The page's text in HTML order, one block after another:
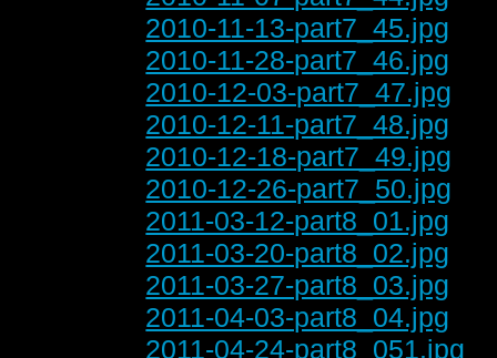
2010-11-13-part7_45.jpg
2010-11-28-part7_46.jpg
2010-12-03-part7_47.jpg
2010-12-11-part7_48.jpg
2010-12-18-part7_49.jpg
2010-12-26-part7_50.jpg
2011-03-12-part8_01.jpg
2011-03-20-part8_02.jpg
2011-03-27-part8_03.jpg
2011-04-03-part8_04.jpg
2011-04-24-part8_051.jpg